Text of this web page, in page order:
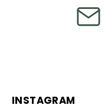
INSTAGRAM